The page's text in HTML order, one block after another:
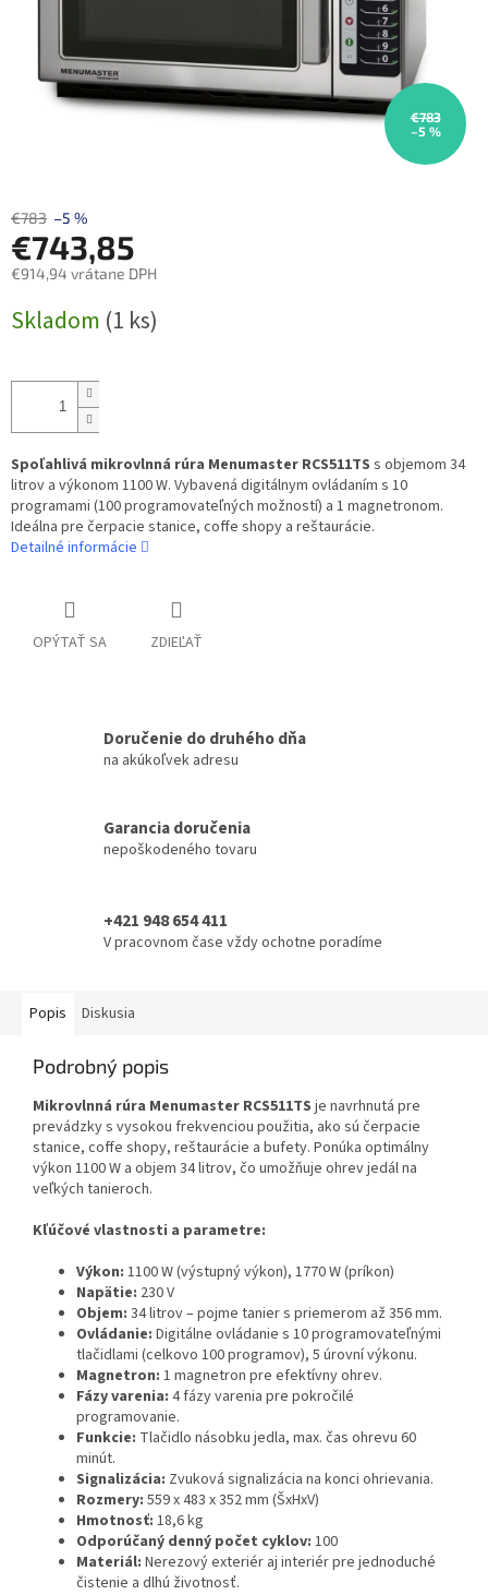
€783
–5 %
€783 –5 %
€743,85
€914,94 vrátane DPH
cena:
Skladom (1 ks)
Spoľahlivá mikrovlnná rúra Menumaster RCS511TS s objemom 34
litrov a výkonom 1100 W. Vybavená digitálnym ovládaním s 10
programami (100 programovateľných možností) a 1 magnetronom.
Ideálna pre čerpacie stanice, coffe shopy a reštaurácie.
Detailné informácie
OPÝTAŤ SA ZDIEĽAŤ
Doručenie do druhého dňa
na akúkoľvek adresu
Garancia doručenia
nepoškodeného tovaru
+421 948 654 411
V pracovnom čase vždy ochotne poradíme
Popis Diskusia
Podrobný popis
Mikrovlnná rúra Menumaster RCS511TS je navrhnutá pre
prevádzky s vysokou frekvenciou použitia, ako sú čerpacie
stanice, coffe shopy, reštaurácie a bufety. Ponúka optimálny
výkon 1100 W a objem 34 litrov, čo umožňuje ohrev jedál na
veľkých tanieroch.
Kľúčové vlastnosti a parametre:
Výkon: 1100 W (výstupný výkon), 1770 W (príkon)
Napätie: 230 V
Objem: 34 litrov – pojme tanier s priemerom až 356 mm.
Ovládanie: Digitálne ovládanie s 10 programovateľnými
tlačidlami (celkovo 100 programov), 5 úrovní výkonu.
Magnetron: 1 magnetron pre efektívny ohrev.
Fázy varenia: 4 fázy varenia pre pokročilé
programovanie.
Funkcie: Tlačidlo násobku jedla, max. čas ohrevu 60
minút.
Signalizácia: Zvuková signalizácia na konci ohrievania.
Rozmery: 559 x 483 x 352 mm (ŠxHxV)
Hmotnosť: 18,6 kg
Odporúčaný denný počet cyklov: 100
Materiál: Nerezový exteriér aj interiér pre jednoduché
čistenie a dlhú životnosť.